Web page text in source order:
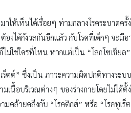
ให้เห็นได้เรื่อยๆ ท่ามกลางโรคระบาดค
ได้กังวลกันอีกแล้ว กับโรคที่เด็กๆ จะมีอ
ใช่ใครที่ไหน หากแต่เป็น “โลกโซเชียล
ต์” ซึ่งเป็น ภาวะความผิดปกติทางระบ
เนื้อบริเวณต่างๆ ของร่างกายโดยไม่ไ
ล้ายคลึงกับ “โรคติกส์” หรือ “โรคทูเร็